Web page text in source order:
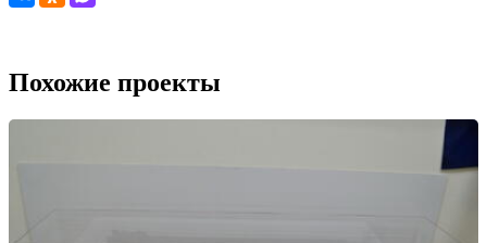
Похожие проекты